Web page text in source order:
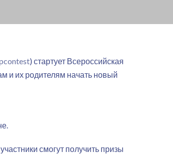
) стартует Всероссийская
и их родителям начать новый
смогут получить призы